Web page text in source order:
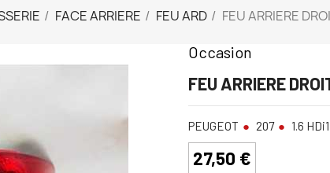
FACE ARRIERE FEU ARD FEU ARRIERE
Occasion
FEU ARRIERE
PEUGEOT 207 1.6
27,50 €